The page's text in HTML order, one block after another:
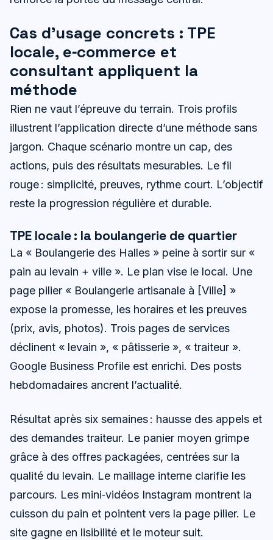
Cas d’usage concrets : TPE
locale, e‑commerce et
consultant appliquent la
méthode
Rien ne vaut l’épreuve du terrain. Trois profils
illustrent l’application directe d’une méthode sans
jargon. Chaque scénario montre un cap, des
actions, puis des résultats mesurables. Le fil
rouge : simplicité, preuves, rythme court. L’objectif
reste la progression régulière et durable.
TPE locale : la boulangerie de quartier
La « Boulangerie des Halles » peine à sortir sur «
pain au levain + ville ». Le plan vise le local. Une
page pilier « Boulangerie artisanale à [Ville] »
expose la promesse, les horaires et les preuves
(prix, avis, photos). Trois pages de services
déclinent « levain », « pâtisserie », « traiteur ».
Google Business Profile est enrichi. Des posts
hebdomadaires ancrent l’actualité.
Résultat après six semaines : hausse des appels et
des demandes traiteur. Le panier moyen grimpe
grâce à des offres packagées, centrées sur la
qualité du levain. Le maillage interne clarifie les
parcours. Les mini‑vidéos Instagram montrent la
cuisson du pain et pointent vers la page pilier. Le
site gagne en lisibilité et le moteur suit.